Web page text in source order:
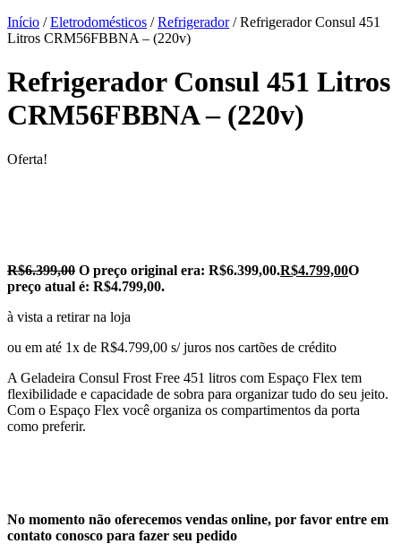
Início /Eletrodomésticos /Refrigerador/ Refrigerador Consul 451
Litros CRM56FBBNA – (220v)
Refrigerador Consul 451 Litros
CRM56FBBNA – (220v)
Oferta!
R$6.399,00 O preço original era: R$6.399,00.R$4.799,00O
preço atual é: R$4.799,00.
à vista a retirar na loja
ou em até 1x de R$4.799,00 s/ juros nos cartões de crédito
A Geladeira Consul Frost Free 451 litros com Espaço Flex tem
flexibilidade e capacidade de sobra para organizar tudo do seu jeito.
Com o Espaço Flex você organiza os compartimentos da porta
como preferir.
No momento não oferecemos vendas online, por favor entre em
contato conosco para fazer seu pedido